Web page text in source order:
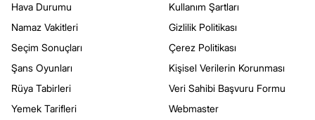
Hava Durumu
Namaz Vakitleri
Seçim Sonuçları
Şans Oyunları
Rüya Tabirleri
Yemek Tarifleri
Kullanım Şartları
Gizlilik Politikası
Çerez Politikası
Kişisel Verilerin Korunması
Veri Sahibi Başvuru Formu
Webmaster